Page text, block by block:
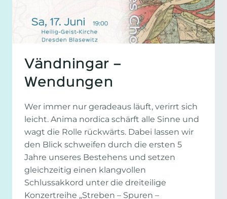
Vändningar –
Wendungen
Wer immer nur geradeaus läuft, verirrt sich
leicht. Anima nordica schärft alle Sinne und
wagt die Rolle rückwärts. Dabei lassen wir
den Blick schweifen durch die ersten 5
Jahre unseres Bestehens und setzen
gleichzeitig einen klangvollen
Schlussakkord unter die dreiteilige
Konzertreihe „Streben – Spuren –